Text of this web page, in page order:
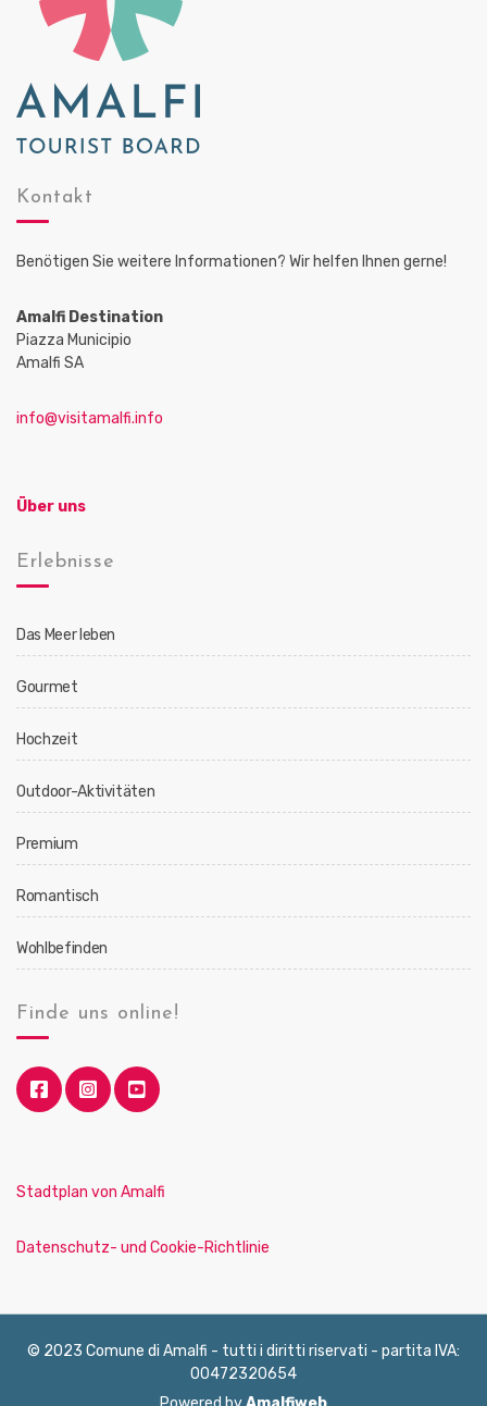
Kontakt
Benötigen Sie weitere Informationen? Wir helfen Ihnen gerne!
Amalfi Destination
Piazza Municipio
Amalfi SA
info@visitamalfi.info
Über uns
Erlebnisse
Das Meer leben
Gourmet
Hochzeit
Outdoor-Aktivitäten
Premium
Romantisch
Wohlbefinden
Finde uns online!
Stadtplan von Amalfi
Datenschutz- und Cookie-Richtlinie
© 2023 Comune di Amalfi - tutti i diritti riservati - partita IVA:
00472320654